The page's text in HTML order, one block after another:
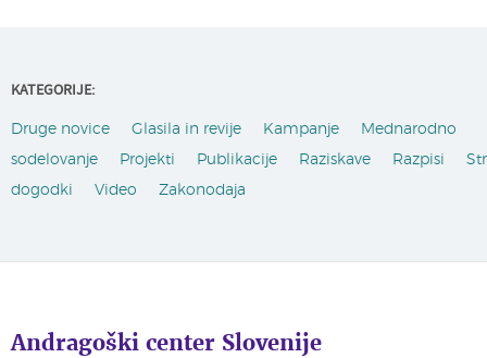
KATEGORIJE:
Druge novice Glasila in revije Kampanje
Mednarodno
sodelovanje
Projekti Publikacije Raziskave Razpisi
dogodki
Video Zakonodaja
Andragoški center Slovenije